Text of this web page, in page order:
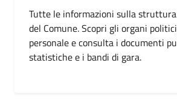
Tutte le informazioni sulla
del Comune. Scopri gli organi
personale e consulta i documenti
statistiche e i bandi di gara.